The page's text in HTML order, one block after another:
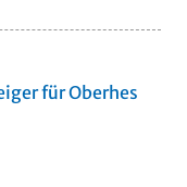
für Oberhes